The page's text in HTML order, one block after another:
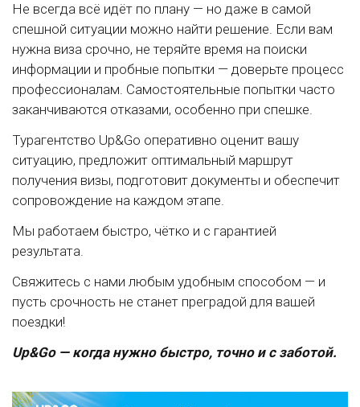
Не всегда всё идёт по плану — но даже в самой
спешной ситуации можно найти решение. Если вам
нужна виза срочно, не теряйте время на поиски
информации и пробные попытки — доверьте процесс
профессионалам. Самостоятельные попытки часто
заканчиваются отказами, особенно при спешке.
Турагентство Up&Go оперативно оценит вашу
ситуацию, предложит оптимальный маршрут
получения визы, подготовит документы и обеспечит
сопровождение на каждом этапе.
Мы работаем быстро, чётко и с гарантией
результата.
Свяжитесь с нами любым удобным способом — и
пусть срочность не станет преградой для вашей
поездки!
Up&Go — когда нужно быстро, точно и с заботой.